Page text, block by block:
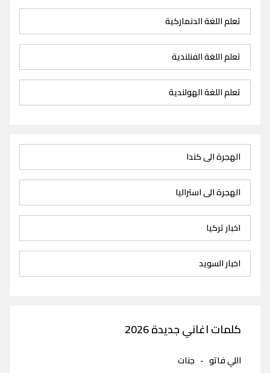
تعلم اللغة الدنماركية
تعلم اللغة الفنلندية
تعلم اللغة الهولندية
الهجرة الى كندا
الهجرة الى استراليا
اخبار تركيا
اخبار السويد
كلمات اغاني جديدة 2026
اللي فاتو - جنات